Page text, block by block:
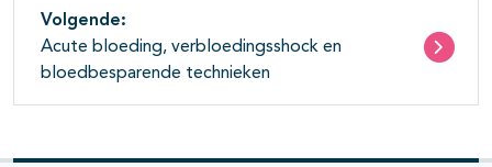
Volgende:
Acute bloeding, verbloedingsshock en
bloedbesparende technieken